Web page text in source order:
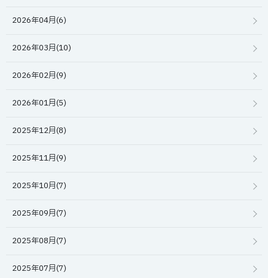
2026年04月(6)
2026年03月(10)
2026年02月(9)
2026年01月(5)
2025年12月(8)
2025年11月(9)
2025年10月(7)
2025年09月(7)
2025年08月(7)
2025年07月(7)